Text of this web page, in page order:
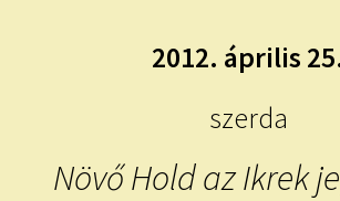
2012. április
szerda
Növő Hold az Ikrek